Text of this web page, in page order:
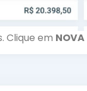
Clique em NOVA